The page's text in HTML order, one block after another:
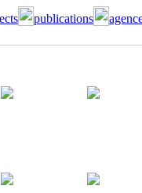
publications